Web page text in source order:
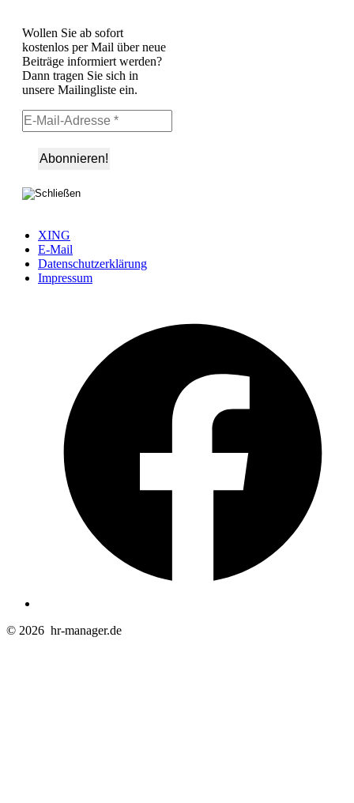
Wollen Sie ab sofort
kostenlos per Mail über neue
Beiträge informiert werden?
Dann tragen Sie sich in
unsere Mailingliste ein.
XING
E-Mail
Datenschutzerklärung
Impressum
© 2026 hr-manager.de